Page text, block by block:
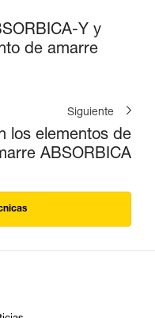
Y y
de amarre
Siguiente
los elementos de
ABSORBICA